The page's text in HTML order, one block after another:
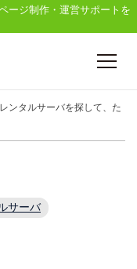
ージ制作・運営サポートを
ンタルサーバを探して、た
サーバ